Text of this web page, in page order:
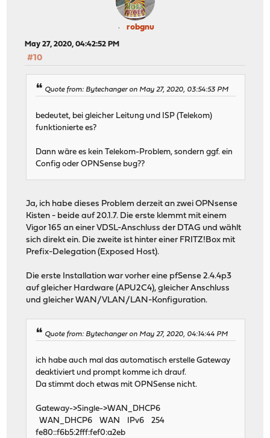
robgnu
May 27, 2020, 04:42:52 PM
#10
Quote from: Bytechanger on May 27, 2020, 03:54:53 PM
bedeutet, bei gleicher Leitung und ISP (Telekom)
funktionierte es?
Dann wäre es kein Telekom-Problem, sondern ggf. ein
Config oder OPNSense bug??
Ja, ich habe dieses Problem derzeit an zwei OPNsense
Kisten - beide auf 20.1.7. Die erste klemmt mit einem
Vigor 165 an einer VDSL-Anschluss der DTAG und wählt
sich direkt ein. Die zweite ist hinter einer FRITZ!Box mit
Prefix-Delegation (Exposed Host).
Die erste Installation war vorher eine pfSense 2.4.4p3
auf gleicher Hardware (APU2C4), gleicher Anschluss
und gleicher WAN/VLAN/LAN-Konfiguration.
Quote from: Bytechanger on May 27, 2020, 04:14:44 PM
ich habe auch mal das automatisch erstelle Gateway
deaktiviert und prompt komme ich drauf.
Da stimmt doch etwas mit OPNSense nicht.
Gateway->Single->WAN_DHCP6
WAN_DHCP6 WAN IPv6 254
fe80::f6b5:2fff:fef0:a2eb